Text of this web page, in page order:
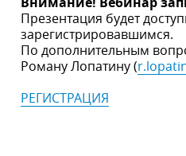
Презентация будет
зарегистрировавшимся.
По дополнительным
Роману Лопатину (
РЕГИСТРАЦИЯ